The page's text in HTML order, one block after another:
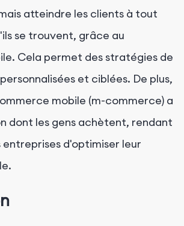
atteindre les clients à tout
se trouvent, grâce au
Cela permet des stratégies de
et ciblées. De plus,
mobile (m-commerce) a
dont les gens achètent, rendant
d'optimiser leur